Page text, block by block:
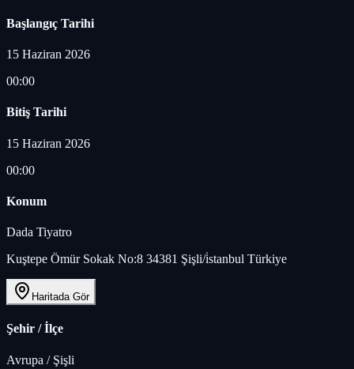
Başlangıç Tarihi
15 Haziran 2026
00:00
Bitiş Tarihi
15 Haziran 2026
00:00
Konum
Dada Tiyatro
Kuştepe Ömür Sokak No:8 34381 Şişli/i̇stanbul Türkiye
Haritada Gör
Şehir / İlçe
Avrupa / Şişli